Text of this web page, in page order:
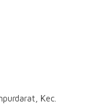
Kec.